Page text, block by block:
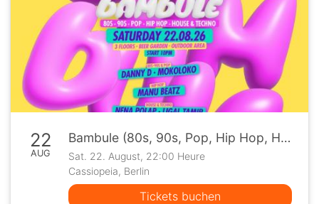
22
AUG
Bambule (80s, 90s, Pop, Hip Hop, House & Techno)
Sat. 22. August, 22:00 Heure
Cassiopeia, Berlin
Tickets buchen